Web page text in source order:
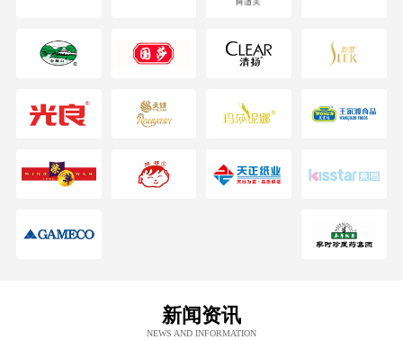
新闻资讯
NEWS AND INFORMATION